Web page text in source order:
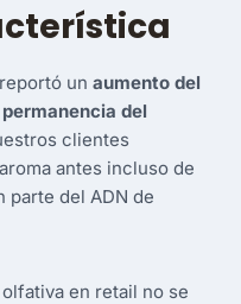
un aumento del
del
clientes
antes incluso de
parte del ADN de
en retail no se